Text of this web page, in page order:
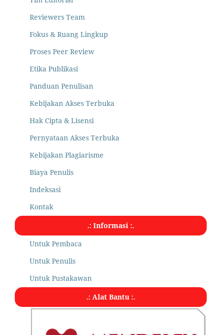
Reviewers Team
Fokus & Ruang Lingkup
Proses Peer Review
Etika Publikasi
Panduan Penulisan
Kebijakan Akses Terbuka
Hak Cipta & Lisensi
Pernyataan Akses Terbuka
Kebijakan Plagiarisme
Biaya Penulis
Indeksasi
Kontak
.: Informasi :.
Untuk Pembaca
Untuk Penulis
Untuk Pustakawan
.: Alat Bantu :.